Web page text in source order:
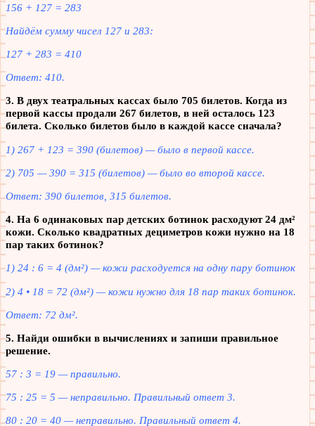
156 + 127 = 283
Найдём сумму чисел 127 и 283:
127 + 283 = 410
Ответ: 410.
3. В двух театральных кассах было 705 билетов. Когда из
первой кассы продали 267 билетов, в ней осталось 123
билета. Сколько билетов было в каждой кассе сначала?
1) 267 + 123 = 390 (билетов) — было в первой кассе.
2) 705 — 390 = 315 (билетов) — было во второй кассе.
Ответ: 390 билетов, 315 билетов.
4. На 6 одинаковых пар детских ботинок расходуют 24 дм²
кожи. Сколько квадратных дециметров кожи нужно на 18
пар таких ботинок?
1) 24 : 6 = 4 (дм²) — кожи расходуется на одну пару ботинок
2) 4 • 18 = 72 (дм²) — кожи нужно для 18 пар таких ботинок.
Ответ: 72 дм².
5. Найди ошибки в вычислениях и запиши правильное
решение.
57 : 3 = 19 — правильно.
75 : 25 = 5 — неправильно. Правильный ответ 3.
80 : 20 = 40 — неправильно. Правильный ответ 4.